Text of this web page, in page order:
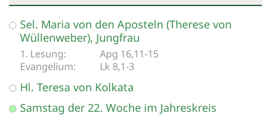
Datum: 5. September 2026
Sel. Maria von den Aposteln (Therese von
Wüllenweber), Jungfrau
Apg 16,11-15
Lk 8,1-3
Hl. Teresa von Kolkata
Samstag der 22. Woche im Jahreskreis